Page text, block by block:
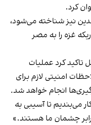
کرد.
نیز شناخته می‌شود،
که باریکه غزه را به مصر
کرد عملیات
امنیتی لازم برای
انجام خواهد شد.
می‌بندیم تا آسیبی به
چشمان ما هستند.»